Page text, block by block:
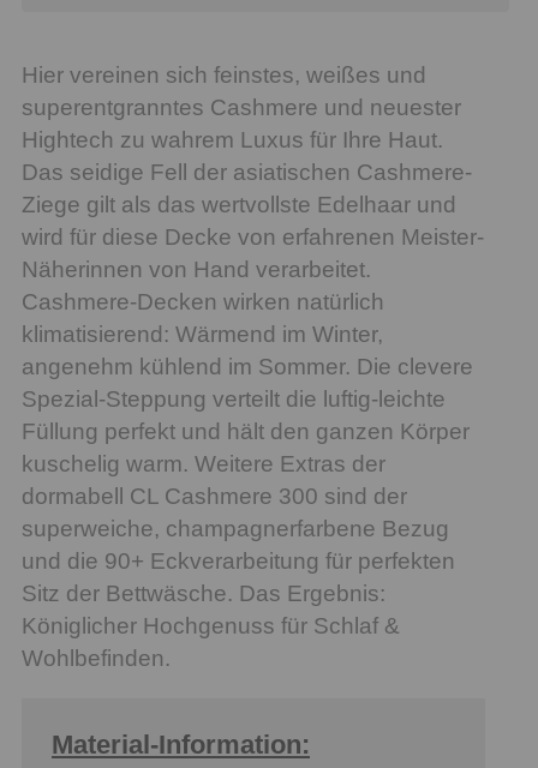
Hier vereinen sich feinstes, weißes und
superentgranntes Cashmere und neuester
Hightech zu wahrem Luxus für Ihre Haut.
Das seidige Fell der asiatischen Cashmere-
Ziege gilt als das wertvollste Edelhaar und
wird für diese Decke von erfahrenen Meister-
Näherinnen von Hand verarbeitet.
Cashmere-Decken wirken natürlich
klimatisierend: Wärmend im Winter,
angenehm kühlend im Sommer. Die clevere
Spezial-Steppung verteilt die luftig-leichte
Füllung perfekt und hält den ganzen Körper
kuschelig warm. Weitere Extras der
dormabell CL Cashmere 300 sind der
superweiche, champagnerfarbene Bezug
und die 90+ Eckverarbeitung für perfekten
Sitz der Bettwäsche. Das Ergebnis:
Königlicher Hochgenuss für Schlaf &
Wohlbefinden.
Material-Information: